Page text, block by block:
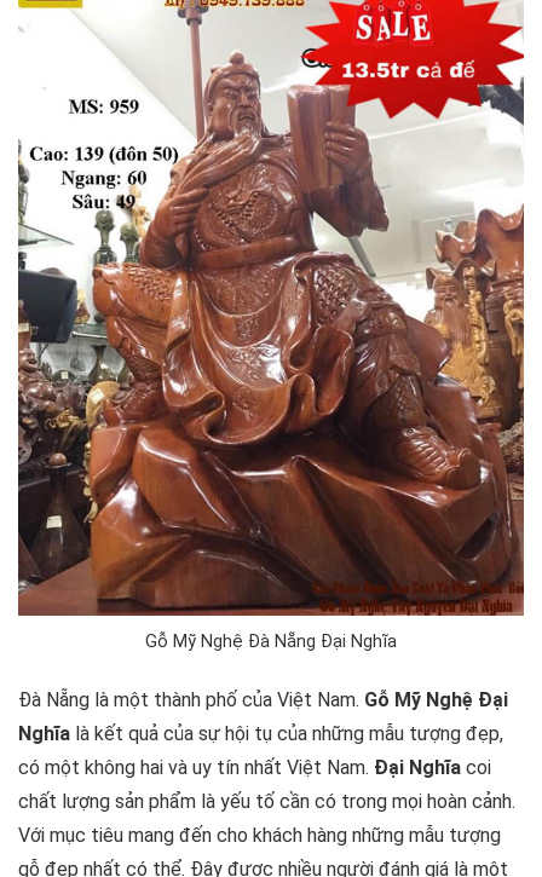
Gỗ Mỹ Nghệ Đà Nẵng Đại Nghĩa
Đà Nẵng là một thành phố của Việt Nam. Gỗ Mỹ Nghệ Đại
Nghĩa là kết quả của sự hội tụ của những mẫu tượng đẹp,
có một không hai và uy tín nhất Việt Nam. Đại Nghĩa coi
chất lượng sản phẩm là yếu tố cần có trong mọi hoàn cảnh.
Với mục tiêu mang đến cho khách hàng những mẫu tượng
gỗ đẹp nhất có thể. Đây được nhiều người đánh giá là một